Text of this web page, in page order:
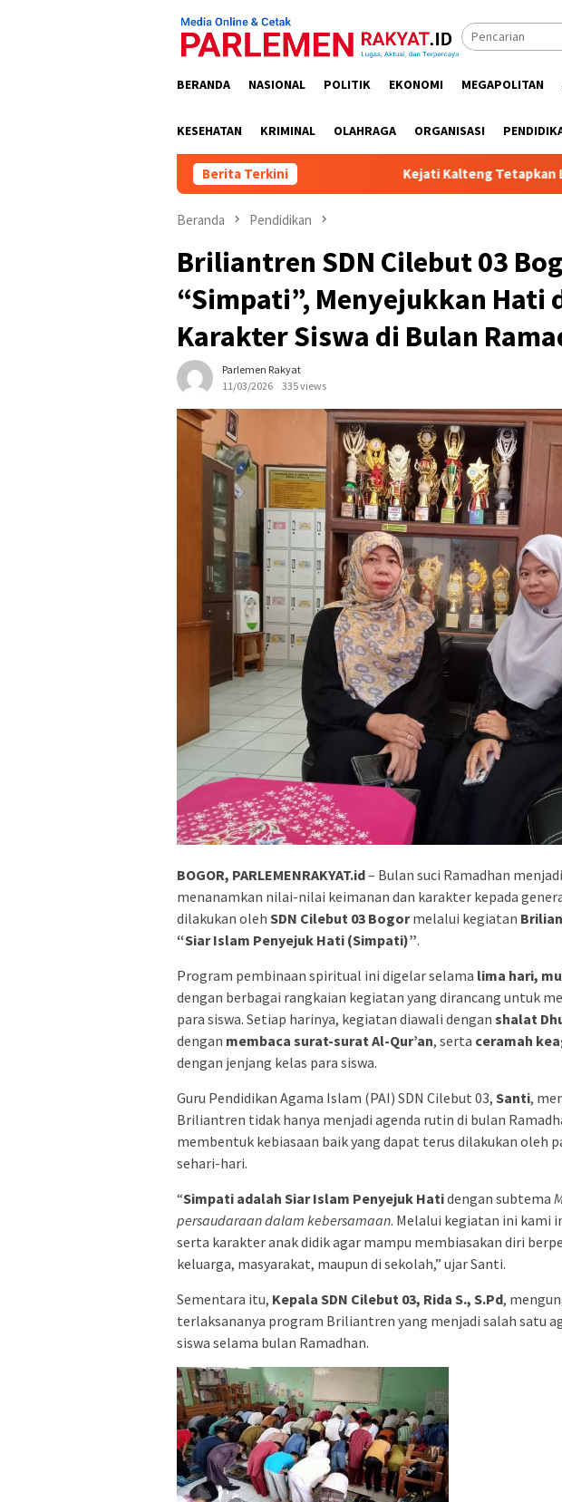
BERANDA NASIONAL POLITIK EKONOMI MEGAPOLITAN
KESEHATAN KRIMINAL OLAHRAGA ORGANISASI
Berita Terkini Kejati Kalteng Tetapkan Lima Komisioner
Beranda Pendidikan
Briliantren SDN Cilebut 03
“Simpati”, Menyejukkan Hati
Karakter Siswa di Bulan
Parlemen Rakyat
11/03/2026
335 views
BOGOR, PARLEMENRAKYAT.id– Bulan suci Ramadhan
menanamkan nilai-nilai keimanan dan karakter kepada
dilakukan oleh SDN Cilebut 03 Bogormelalui kegiatan
“Siar Islam Penyejuk Hati (Simpati)”.
Program pembinaan spiritual ini digelar selama lima hari,
dengan berbagai rangkaian kegiatan yang dirancang untuk
para siswa. Setiap harinya, kegiatan diawali dengan shalat
dengan membaca surat-surat Al-Qur’an, serta ceramah
dengan jenjang kelas para siswa.
Guru Pendidikan Agama Islam (PAI) SDN Cilebut 03, Santi,
Briliantren tidak hanya menjadi agenda rutin di bulan
membentuk kebiasaan baik yang dapat terus dilakukan oleh
sehari-hari.
“Simpati adalah Siar Islam Penyejuk Hatidengan subtema
persaudaraan dalam kebersamaan. Melalui kegiatan ini kami
serta karakter anak didik agar mampu membiasakan diri
keluarga, masyarakat, maupun di sekolah,” ujar Santi.
Sementara itu, Kepala SDN Cilebut 03, Rida S., S.Pd,
terlaksananya program Briliantren yang menjadi salah satu
siswa selama bulan Ramadhan.